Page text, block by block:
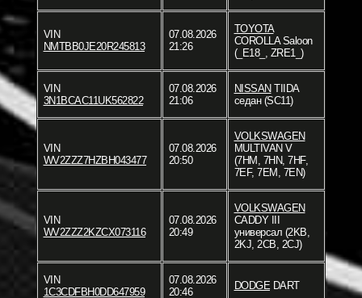
VIN
NMTBB0JE20R245813
07.08.2026
21:26
TOYOTA
COROLLA Saloon
(_E18_, ZRE1_)
VIN
3N1BCAC11UK562822
07.08.2026
21:06
NISSAN TIIDA
седан (SC11)
VIN
WV2ZZZ7HZBH043477
07.08.2026
20:50
VOLKSWAGEN
MULTIVAN V
(7HM, 7HN, 7HF,
7EF, 7EM, 7EN)
VIN
WV2ZZZ2KZCX073116
07.08.2026
20:49
VOLKSWAGEN
CADDY III
универсал (2KB,
2KJ, 2CB, 2CJ)
VIN
1C3CDFBH0DD647959
07.08.2026
20:46
DODGEDART